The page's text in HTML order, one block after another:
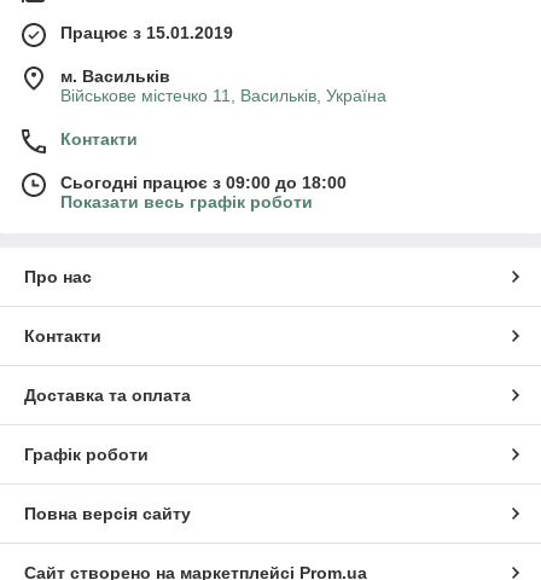
Працює з 15.01.2019
м. Васильків
Військове містечко 11, Васильків, Україна
Контакти
Сьогодні працює з 09:00 до 18:00
Показати весь графік роботи
Про нас
Контакти
Доставка та оплата
Графік роботи
Повна версія сайту
Сайт створено на маркетплейсі Prom.ua